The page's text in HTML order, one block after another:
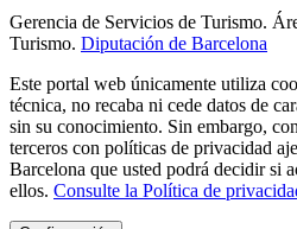
Gerencia de Servicios de Turismo.
Turismo. Diputación de Barcelona
Este portal web únicamente utiliza
técnica, no recaba ni cede datos de
sin su conocimiento. Sin embargo,
terceros con políticas de privacidad
Barcelona que usted podrá decidir si
ellos. Consulte la Política de